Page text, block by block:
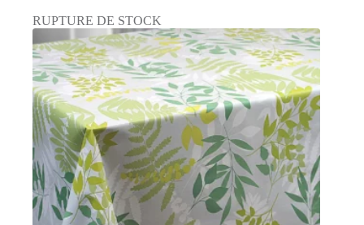
variations.
options
peuvent
être
choisies
sur
la
page
du
produit
RUPTURE DE STOCK